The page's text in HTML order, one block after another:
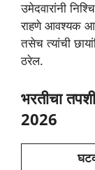
उमेदवारांनी
राहणे आवश्यक
तसेच त्यांची
ठरेल.
भरतीचा
2026